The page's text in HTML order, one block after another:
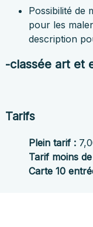
Possibilité de
pour les
description
-classée art et
Tarifs
Plein tarif :
Tarif moins
Carte 10